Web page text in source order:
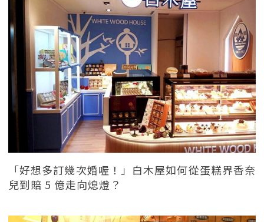
「好想多訂幾次婚喔！」白木屋如何從蛋糕界香奈
兒到賠 5 億走向熄燈？